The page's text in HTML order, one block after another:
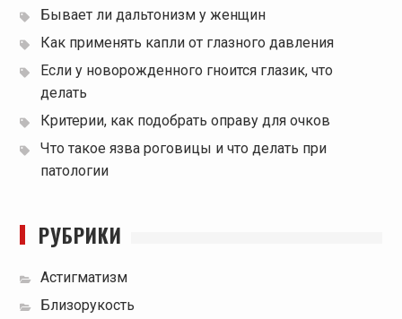
Бывает ли дальтонизм у женщин
Как применять капли от глазного давления
Если у новорожденного гноится глазик, что
делать
Критерии, как подобрать оправу для очков
Что такое язва роговицы и что делать при
патологии
РУБРИКИ
Астигматизм
Близорукость